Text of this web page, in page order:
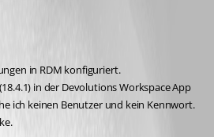
in RDM konfiguriert.
in der Devolutions Workspace App
ich keinen Benutzer und kein Kennwort.